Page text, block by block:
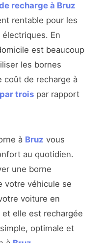
recharge à Bruz
rentable pour les
En
est beaucoup
les bornes
coût de recharge à
trois par rapport
à Bruz vous
au quotidien.
une borne
votre véhicule se
voiture en
elle est rechargée
optimale et